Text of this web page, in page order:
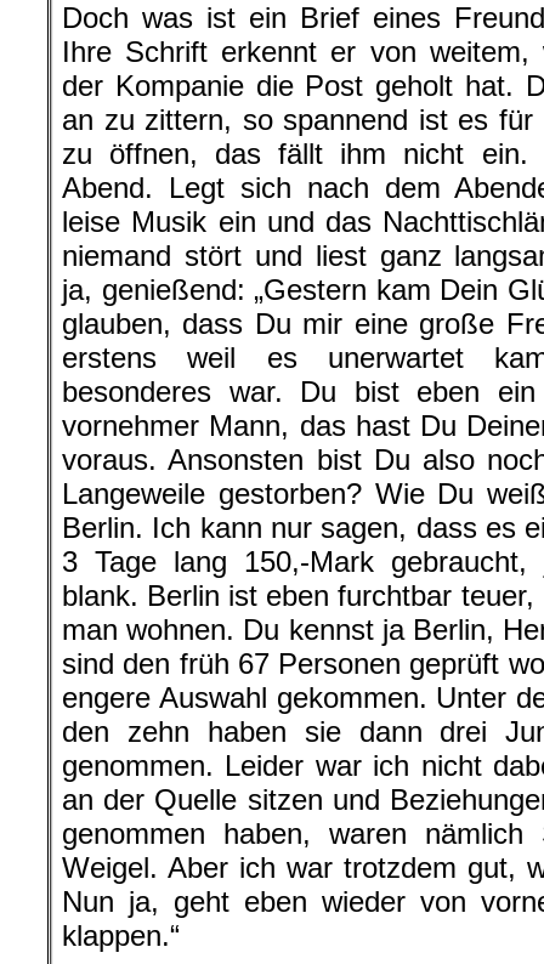
Doch was ist ein Brief eines
Ihre Schrift erkennt er von weitem,
der Kompanie die Post geholt hat.
an zu zittern, so spannend ist es
zu öffnen, das fällt ihm nicht
Abend. Legt sich nach dem
leise Musik ein und das
niemand stört und liest ganz
ja, genießend: „Gestern kam Dein
glauben, dass Du mir eine große
erstens weil es unerwartet
besonderes war. Du bist eben
vornehmer Mann, das hast Du
voraus. Ansonsten bist Du also
Langeweile gestorben? Wie Du
Berlin. Ich kann nur sagen, dass es
3 Tage lang 150,-Mark
blank. Berlin ist eben furchtbar
man wohnen. Du kennst ja Berlin,
sind den früh 67 Personen geprüft
engere Auswahl gekommen. Unter
den zehn haben sie dann drei
genommen. Leider war ich nicht
an der Quelle sitzen und
genommen haben, waren nämlich
Weigel. Aber ich war trotzdem gut,
Nun ja, geht eben wieder von
klappen.“